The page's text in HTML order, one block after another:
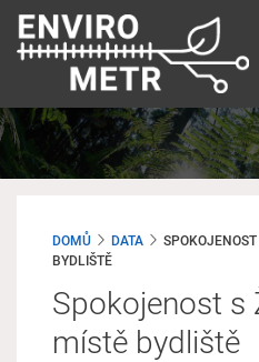
Přejít
hlavnímu
DOMŮ DATA
BYDLIŠTĚ
Spokojenost s
místě bydliště